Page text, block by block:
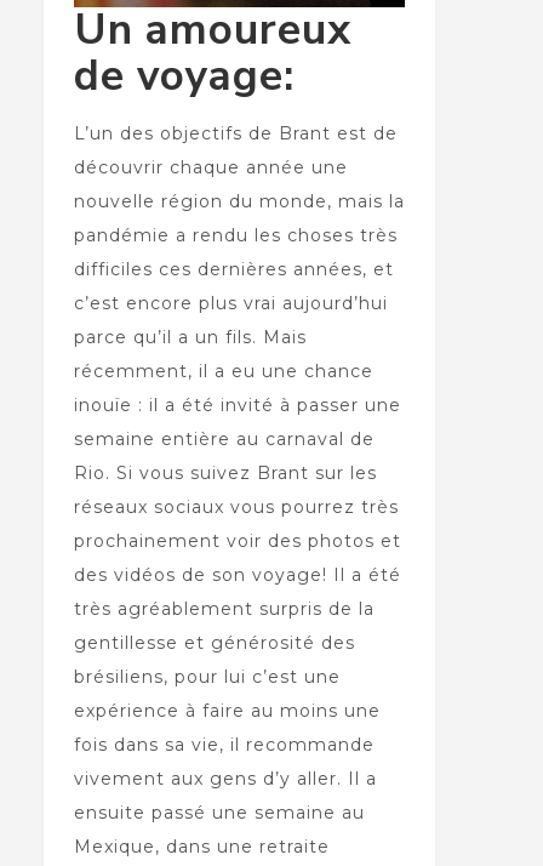
Un amoureux
de voyage:
L’un des objectifs de Brant est de
découvrir chaque année une
nouvelle région du monde, mais la
pandémie a rendu les choses très
difficiles ces dernières années, et
c’est encore plus vrai aujourd’hui
parce qu’il a un fils. Mais
récemment, il a eu une chance
inouïe : il a été invité à passer une
semaine entière au carnaval de
Rio. Si vous suivez Brant sur les
réseaux sociaux vous pourrez très
prochainement voir des photos et
des vidéos de son voyage! Il a été
très agréablement surpris de la
gentillesse et générosité des
brésiliens, pour lui c’est une
expérience à faire au moins une
fois dans sa vie, il recommande
vivement aux gens d’y aller. Il a
ensuite passé une semaine au
Mexique, dans une retraite